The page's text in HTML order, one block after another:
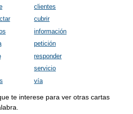
clientes
cubrir
información
petición
responder
servicio
vía
te interese para ver otras cartas